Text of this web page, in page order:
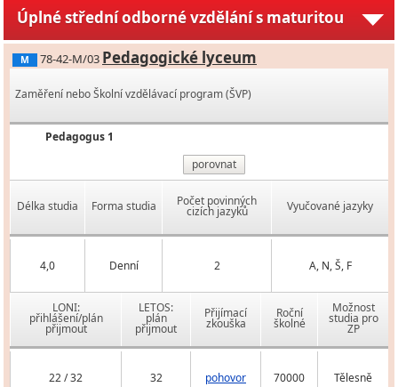
Úplné střední odborné vzdělání s maturitou
M 78-42-M/03 Pedagogické lyceum
Zaměření nebo Školní vzdělávací program (ŠVP)
Pedagogus 1
porovnat
Délka studia Forma studia Počet povinných
cizích jazyků Vyučované jazyky
4,0 Denní 2 A, N, Š, F
LONI:
přihlášení/plán
přijmout
LETOS:
plán
přijmout
Přijímací
zkouška
Roční
školné
Možnost
studia pro
ZP
22 / 32 32 pohovor 70000 Tělesně